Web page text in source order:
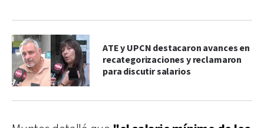
ATE y UPCN destacaron avances en
recategorizaciones y reclamaron
para discutir salarios